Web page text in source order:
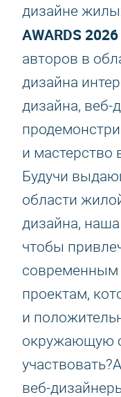
дизайне
AWARDS 2026
авторов в
дизайна
дизайна, веб-
и
Будучи
области
дизайна,
чтобы
проектам,
и
окружающую
веб-